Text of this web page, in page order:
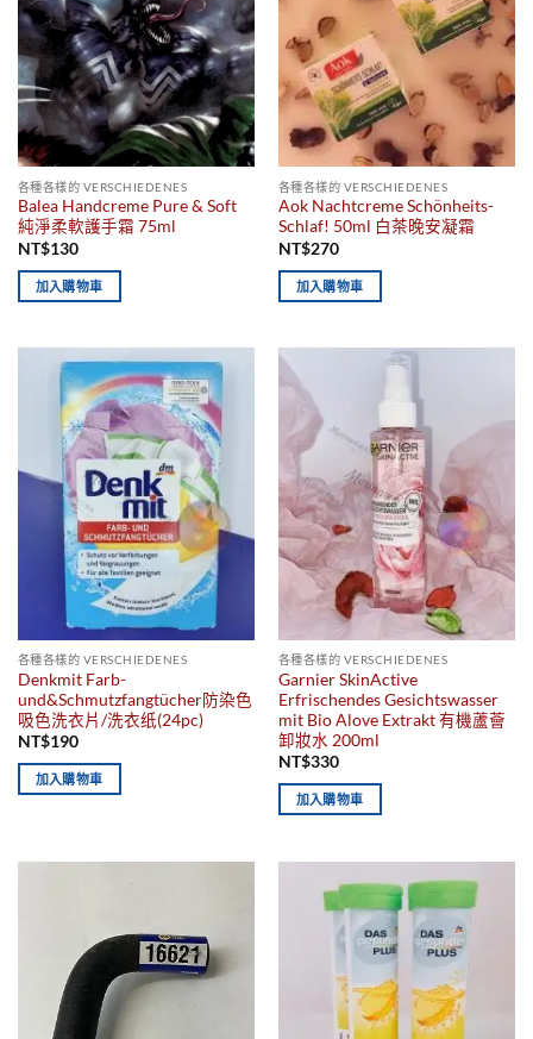
各種各樣的 VERSCHIEDENES
Balea Handcreme Pure & Soft
純淨柔軟護手霜 75ml
NT$130
加入購物車
各種各樣的 VERSCHIEDENES
Aok Nachtcreme Schönheits-
Schlaf! 50ml 白茶晚安凝霜
NT$270
加入購物車
各種各樣的 VERSCHIEDENES
Denkmit Farb-
und&Schmutzfangtücher防染色
吸色洗衣片/洗衣纸(24pc)
NT$190
加入購物車
各種各樣的 VERSCHIEDENES
Garnier SkinActive
Erfrischendes Gesichtswasser
mit Bio Alove Extrakt 有機蘆薈
卸妝水 200ml
NT$330
加入購物車